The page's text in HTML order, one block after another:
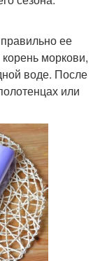
ее
моркови,
воде. После
или